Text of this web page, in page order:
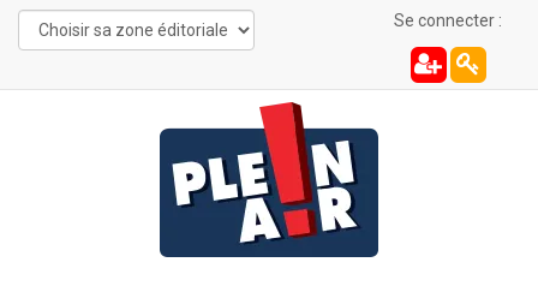
Se connecter :